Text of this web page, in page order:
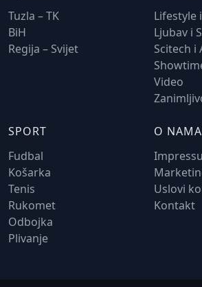
Tuzla – TK
BiH
Regija – Svijet
Lifestyle
Ljubav i
Scitech i
Video
SPORT
Fudbal
Košarka
Tenis
Rukomet
Odbojka
Plivanje
O NAMA
Uslovi
Kontakt